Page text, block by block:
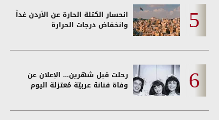
انحسار الكتلة الحارة عن الأردن غداً
وانخفاض درجات الحرارة
رحلت قبل شهرين... الإعلان عن
وفاة فنانة عربيّة مُعتزلة اليوم